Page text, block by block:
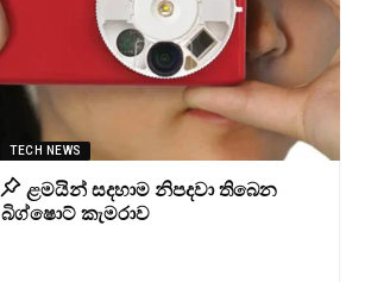
TECH NEWS
ළමයින් සදහාම නිපදවා තිබෙන
බිග්ෂොට් කැමරාව